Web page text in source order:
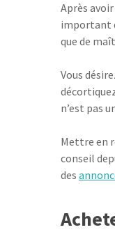
Après
important
que de
Vous
n’est pas
Mettre en
conseil
des